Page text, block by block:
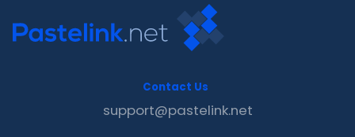
Contact Us
support@pastelink.net